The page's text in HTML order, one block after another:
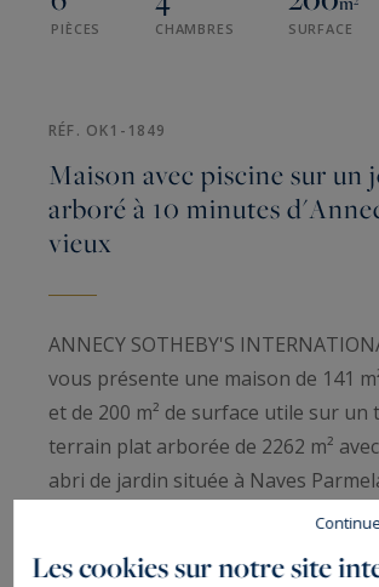
PIÈCES CHAMBRES SURFACE
RÉF. OK1-1849
Maison avec piscine sur un
arboré à 10 minutes
vieux
ANNECY SOTHEBY'S
vous présente une maison de 141
et de 200 m² de surface utile sur un
terrain plat arborée de 2262 m²
abri de jardin située à Naves
minutes du chef lieu d'Annecy le
Les cookies sur notre site